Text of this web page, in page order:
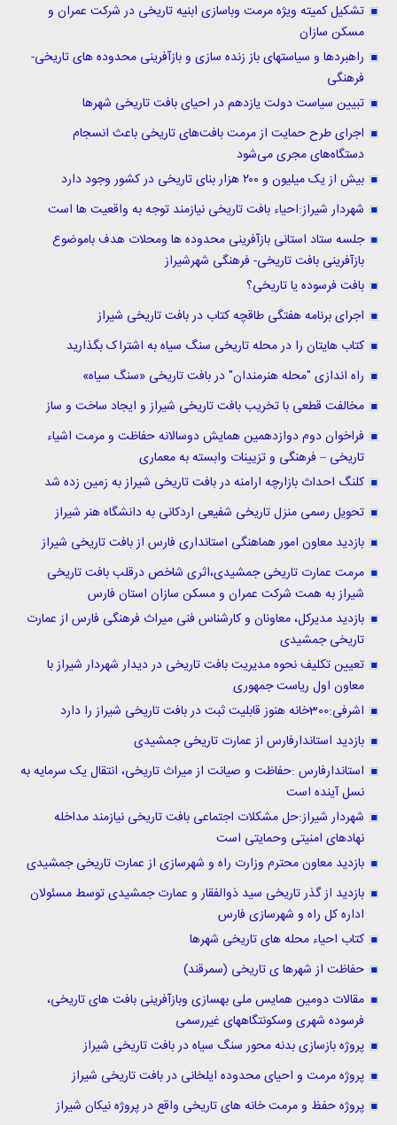
تشکیل کمیته ویژه مرمت وباسازی ابنیه تاریخی در شرکت عمران و
مسکن سازان
راهبردها و سیاستهای باز زنده سازی و بازآفرینی محدوده های تاریخی-
فرهنگی
تبیین سیاست دولت یازدهم در احیای بافت تاریخی شهرها
اجرای طرح حمایت از مرمت بافت‌های تاریخی باعث انسجام
دستگاه‌های مجری می‌شود
بیش از یک میلیون و ۲۰۰ هزار بنای تاریخی در کشور وجود دارد
شهردار شیراز:احیاء بافت تاریخی نیازمند توجه به واقعیت ها است
جلسه ستاد استانی بازآفرینی محدوده ها ومحلات هدف باموضوع
بازآفرینی بافت تاریخی- فرهنگی شهرشیراز
بافت فرسوده یا تاریخی؟
اجرای برنامه هفتگی طاقچه کتاب در بافت تاریخی شیراز
کتاب هایتان را در محله تاریخی سنگ سیاه به اشتراک بگذارید
راه اندازی "محله هنرمندان" در بافت تاریخی «سنگ سیاه»
مخالفت قطعی با تخریب بافت تاریخی شیراز و ایجاد ساخت و ساز
فراخوان دوم دوازدهمین همایش دوسالانه حفاظت و مرمت اشیاء
تاریخی – فرهنگی و تزیینات وابسته به معماری
کلنگ احداث بازارچه ارامنه در بافت تاریخی شیراز به زمین زده شد
تحویل رسمی منزل تاریخی شفیعی اردکانی به دانشگاه هنر شیراز
بازدید معاون امور هماهنگی استانداری فارس از بافت تاریخی شیراز
مرمت عمارت تاریخی جمشیدی،اثری شاخص درقلب بافت تاریخی
شیراز به همت شرکت عمران و مسکن سازان استان فارس
بازدید مدیرکل، معاونان و کارشناس فنی میراث فرهنگی فارس از عمارت
تاریخی جمشیدی
تعیین تکلیف نحوه مدیریت بافت تاریخی در دیدار شهردار شیراز با
معاون اول ریاست جمهوری
اشرفی:300خانه هنوز قابلیت ثبت در بافت تاریخی شیراز را دارد
بازدید استاندارفارس از عمارت تاریخی جمشیدی
استاندارفارس :حفاظت و صیانت از میراث تاریخی، انتقال یک سرمایه به
نسل آینده است
شهردار شیراز:حل مشکلات اجتماعی بافت تاریخی نیازمند مداخله
نهادهای امنیتی وحمایتی است
بازدید معاون محترم وزارت راه و شهرسازی از عمارت تاریخی جمشیدی
بازدید از گذر تاریخی سید ذوالفقار و عمارت جمشیدی توسط مسئولان
اداره کل راه و شهرسازی فارس
کتاب احیاء محله های تاریخی شهرها
حفاظت از شهرها ی تاریخی (سمرقند)
مقالات دومین همایس ملی بهسازی وبازآفرینی بافت های تاریخی،
فرسوده شهری وسکونتگاههای غیررسمی
پروژه بازسازی بدنه محور سنگ سیاه در بافت تاریخی شیراز
پروژه مرمت و احیای محدوده ایلخانی در بافت تاریخی شیراز
پروژه حفظ و مرمت خانه های تاریخی واقع در پروژه نیکان شیراز